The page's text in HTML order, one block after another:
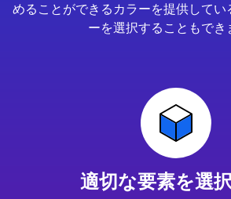
めることができるカラーを提供してい
ーを選択することもでき
適切な要素を選